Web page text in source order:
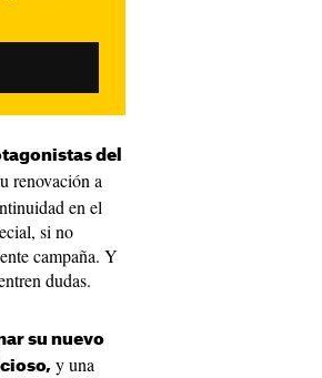
del
renovación a
en el
si no
campaña. Y
dudas.
su nuevo
y una